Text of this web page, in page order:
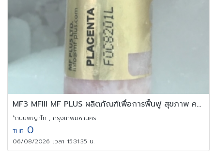
MF3 MFIII MF PLUS ผลิตภัณฑ์เพื่อการฟื้นฟู สุขภาพ ความงาม
*ถนนพญาไท , กรุงเทพมหานคร
THB 0
06/08/2026 เวลา 15:31:35 น.